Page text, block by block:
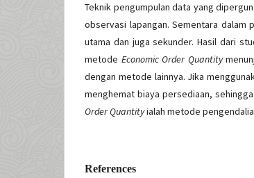
Teknik pengumpulan data yang
observasi lapangan. Sementara dalam
utama dan juga sekunder. Hasil dari
metode Economic Order Quantity
dengan metode lainnya. Jika
menghemat biaya persediaan,
Order Quantityialah metode
References